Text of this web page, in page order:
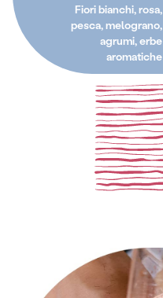
Fiori bianchi, rosa,
pesca, melograno,
agrumi, erbe
aromatiche